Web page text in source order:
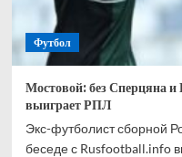
Марокко
Футбол
Мостовой: без Сперцяна и
выиграет РПЛ
Экс-футболист сборной
беседе с Rusfootball.info